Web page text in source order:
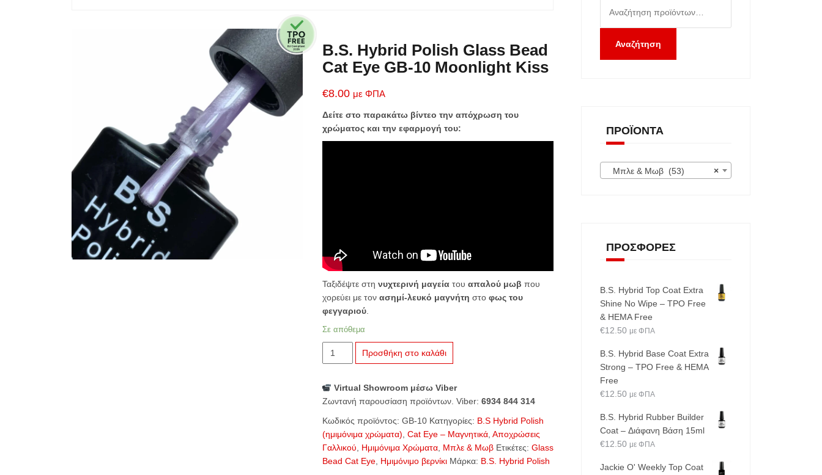
B.S. Hybrid Polish Glass Bead
Cat Eye GB-10 Moonlight Kiss
€8.00 με ΦΠΑ
Δείτε στο παρακάτω βίντεο την απόχρωση του
χρώματος και την εφαρμογή του:
Ταξιδέψτε στη νυχτερινή μαγείατου απαλού μωβ που
χορεύει με τον ασημί-λευκό μαγνήτη στο φως του
φεγγαριού.
Σε απόθεμα
B.S.
Hybrid
Glass
Bead
GB-
Προσθήκη στο καλάθι
Virtual Showroom μέσω Viber
Ζωντανή παρουσίαση προϊόντων. Viber: 6934 844 314
Κωδικός προϊόντος: GB-10 Κατηγορίες: B.S Hybrid Polish
(ημιμόνιμα χρώματα) Cat Eye – Μαγνητικά, Αποχρώσεις
Γαλλικού
Ημιμόνιμα Χρώματα, Μπλε & Μωβ Ετικέτες: Glass
Bead Cat Eye, Ημιμόνιμο βερνίκι Μάρκα: B.S. Hybrid Polish
για:
Αναζήτηση
ΠΡΟΪΌΝΤΑ
×
Μπλε & Μωβ (53)
ΠΡΟΣΦΟΡΈΣ
B.S. Hybrid Top Coat Extra
Shine No Wipe – TPO Free
& HEMA Free
€12.50 με ΦΠΑ
B.S. Hybrid Base Coat Extra
Strong – TPO Free & HEMA
Free
€12.50 με ΦΠΑ
B.S. Hybrid Rubber Builder
Coat – Διάφανη Βάση 15ml
€12.50 με ΦΠΑ
Jackie O' Weekly Top Coat